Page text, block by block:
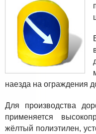
наезда на ограждения
Для производства
применяется
жёлтый полиэтилен,